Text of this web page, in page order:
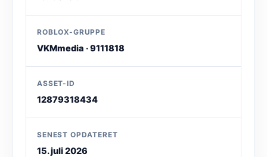
ROBLOX-GRUPPE
VKMmedia · 9111818
ASSET-ID
12879318434
SENEST OPDATERET
15. juli 2026